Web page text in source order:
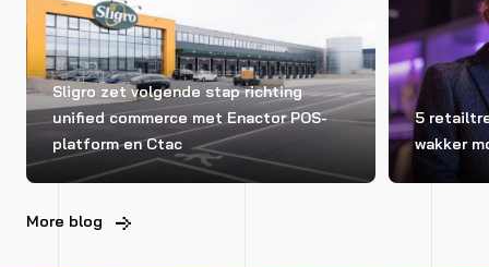
Sligro zet volgende stap richting
unified commerce met Enactor POS-
platform en Ctac
5
wakker
More blog